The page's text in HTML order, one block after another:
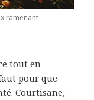
ramenant
tout en
pour que
Courtisane,